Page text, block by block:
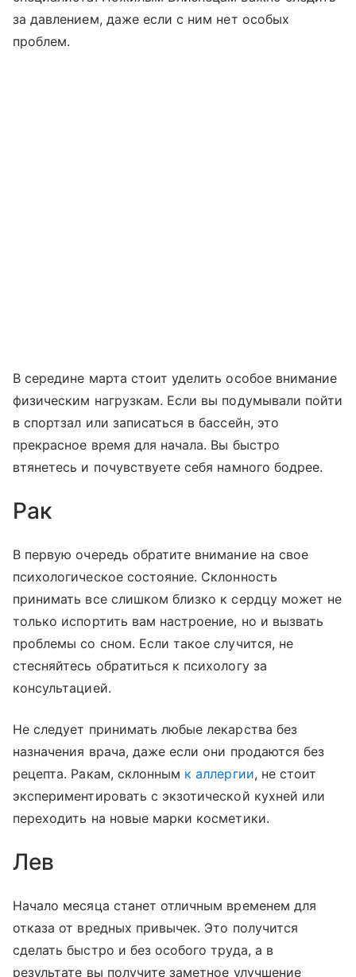
за давлением, даже если с ним нет особых
проблем.
В середине марта стоит уделить особое внимание
физическим нагрузкам. Если вы подумывали пойти
в спортзал или записаться в бассейн, это
прекрасное время для начала. Вы быстро
втянетесь и почувствуете себя намного бодрее.
Рак
В первую очередь обратите внимание на свое
психологическое состояние. Склонность
принимать все слишком близко к сердцу может не
только испортить вам настроение, но и вызвать
проблемы со сном. Если такое случится, не
стесняйтесь обратиться к психологу за
консультацией.
Не следует принимать любые лекарства без
назначения врача, даже если они продаются без
рецепта. Ракам, склонным к аллергии, не стоит
экспериментировать с экзотической кухней или
переходить на новые марки косметики.
Лев
Начало месяца станет отличным временем для
отказа от вредных привычек. Это получится
сделать быстро и без особого труда, а в
результате вы получите заметное улучшение